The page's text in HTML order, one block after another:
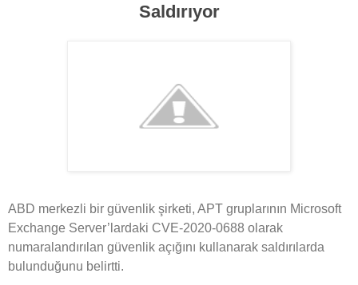
Saldırıyor
ABD merkezli bir güvenlik şirketi, APT gruplarının Microsoft
Exchange Server’lardaki CVE-2020-0688 olarak
numaralandırılan güvenlik açığını kullanarak saldırılarda
bulunduğunu belirtti.